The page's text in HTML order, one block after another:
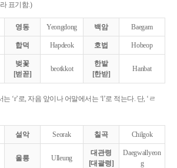
표기함.)
영동 Yeongdong 백암 Baegam
합덕 Hapdeok 호법 Hobeop
벚꽃
[벋꼳]
beotkkot
한밭
[한받]
Hanbat
는 ‘r’로, 자음 앞이나 어말에서는 ‘l’로 적는다. 단, ‘ㄹ
설악 Seorak 칠곡 Chilgok
울릉 Ulleung
대관령
[대괄령]
Daegwallyeon
g